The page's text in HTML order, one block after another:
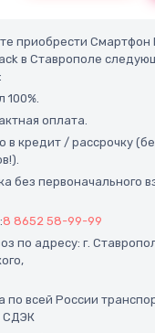
приобрести Смартфон
в Ставрополе
100%.
оплата.
в кредит / рассрочку
без первоначального
8 8652 58-99-99
по адресу: г.
по всей России
СДЭК